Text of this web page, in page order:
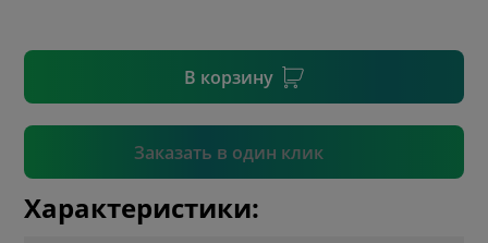
В корзину
Заказать в один клик
Подтвердить
Характеристики: